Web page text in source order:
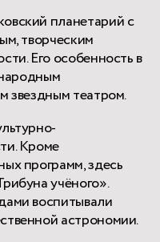
планетарий с
творческим
Его особенность в
звездным театром.
Кроме
программ, здесь
учёного».
воспитывали
астрономии.